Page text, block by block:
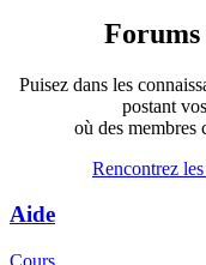
Forums
Puisez dans les
postant
où des membres
Rencontrez
Aide
Cours